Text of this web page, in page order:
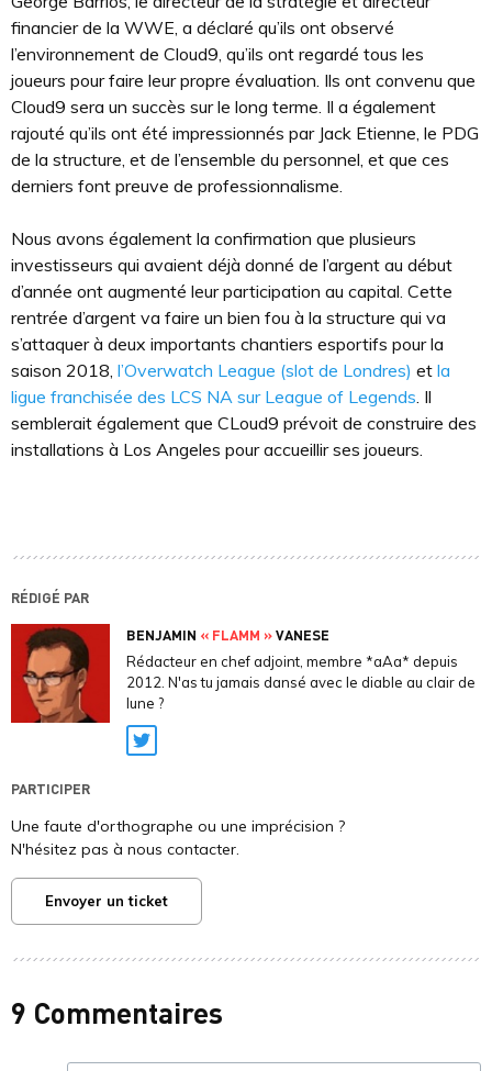
financier de la WWE, a déclaré qu’ils ont observé
l’environnement de Cloud9, qu’ils ont regardé tous les
joueurs pour faire leur propre évaluation. Ils ont convenu que
Cloud9 sera un succès sur le long terme. Il a également
rajouté qu’ils ont été impressionnés par Jack Etienne, le PDG
de la structure, et de l’ensemble du personnel, et que ces
derniers font preuve de professionnalisme.
Nous avons également la confirmation que plusieurs
investisseurs qui avaient déjà donné de l’argent au début
d’année ont augmenté leur participation au capital. Cette
rentrée d’argent va faire un bien fou à la structure qui va
s’attaquer à deux importants chantiers esportifs pour la
saison 2018, l’Overwatch League (slot de Londres) et la
ligue franchisée des LCS NA sur League of Legends. Il
semblerait également que CLoud9 prévoit de construire des
installations à Los Angeles pour accueillir ses joueurs.
RÉDIGÉ PAR
BENJAMIN « FLAMM »VANESE
Rédacteur en chef adjoint, membre *aAa* depuis
2012. N'as tu jamais dansé avec le diable au clair de
lune ?
Twitter
PARTICIPER
Une faute d'orthographe ou une imprécision ?
N'hésitez pas à nous contacter.
Envoyer un ticket
9 Commentaires